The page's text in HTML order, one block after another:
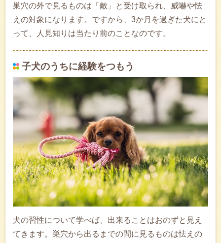
巣穴の外で見るものは「敵」と受け取られ、威嚇や怯
えの対象になります。ですから、3か月を過ぎた犬にと
って、人見知りは当たり前のことなのです。
子犬のうちに経験をつもう
犬の習性について学べば、出来ることはおのずと見え
てきます。巣穴から出るまでの間に見るものは怯えの